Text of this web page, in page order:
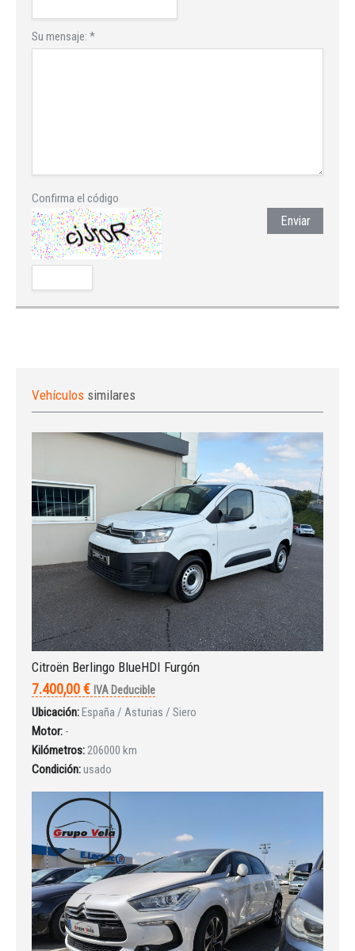
Su mensaje: *
Confirma el código
Enviar
Vehículos similares
Citroën Berlingo BlueHDI Furgón
7.400,00 € IVA Deducible
Ubicación:España / Asturias / Siero
Motor: -
Kilómetros:206000 km
Condición:usado